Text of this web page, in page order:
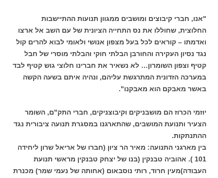
"אנו, חברי קיבוצים ומושבים ממגוון תנועות ההתיישבות
החלוצית, שחוללו את נס התחייה הציונית של עם השב אל ארצו
ואדמתו – קוראים לכל בעל מצפון אנושי ולאומי לבוא להרים קול
נגד נסיון העקירה והחורבן הבלתי חוקי והבלתי מוסרי של חבל
קטיף וצפון השומרון… לא נשאיר את חברינו חלוצי גוש קטיף לבד
במערכה הזדונית המתרגשת עליהם, ונהיה איתם בשעה הקשה
באשר מאבקם הוא מאבקנו".
יוזמי הכרוז הם מושבניקים וקיבוצניקים, חברי התק"ם, השומר
הצעיר ותנועת המושבים, שהתארגנו במסגרת תנועה ציבורית נגד
ההתנתקות.
בין מארגני התנועה: מאיר הר ציון (חברו של אריאל שרון ליחידה
101 ). אהוביה טבנקין (בנו של יצחק טבנקין מראשי תנועת
העבודה)מעין חרוד, רותי נוסבאום (אחותה של נעמי שמר) מכנרת